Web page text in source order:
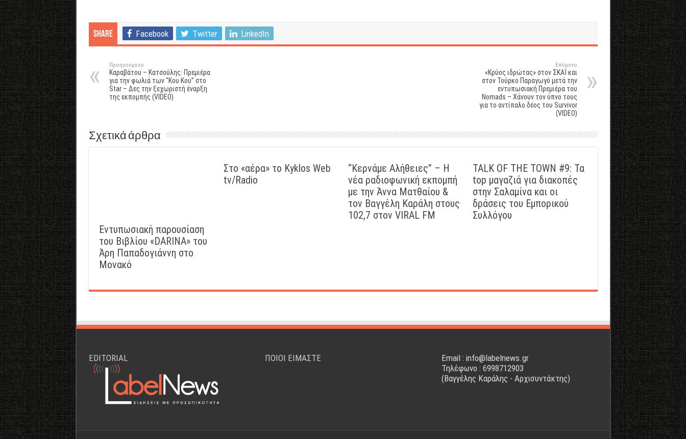
Share Facebook Twitter LinkedIn
Προηγούμενο
Καραβάτου – Κατσούλης: Πρεμιέρα
για την φωλιά των “Κου Κου” στο
Star – Δες την ξεχωριστή έναρξη
της εκπομπής (VIDEO)
Επόμενο
«Κρύος ιδρώτας» στον ΣΚΑΪ και
στον Τούρκο Παραγωγό μετά την
εντυπωσιακή Πρεμιέρα του
Nomads – Χάνουν τον ύπνο τους
για το αντίπαλο δέος του Survivor
(VIDEO)
Σχετικά άρθρα
Εντυπωσιακή παρουσίαση
του Βιβλίου «DARINA» του
Άρη Παπαδογιάννη στο
Μονακό
Στο «αέρα» το Kyklos Web
tv/Radio
“Kερνάμε Αλήθειες” – Η
νέα ραδιοφωνική εκπομπή
με την Άννα Ματθαίου &
τον Βαγγέλη Καράλη στους
102,7 στον VIRAL FM
TALK OF THE TOWN #9: Τα
top μαγαζιά για διακοπές
στην Σαλαμίνα και οι
δράσεις του Εμπορικού
Συλλόγου
EDITORIAL ΠΟΙΟΙ ΕΙΜΑΣΤΕ
Email : info@labelnews.gr
Τηλέφωνο : 6998712903
(Βαγγέλης Καράλης - Αρχισυντάκτης)